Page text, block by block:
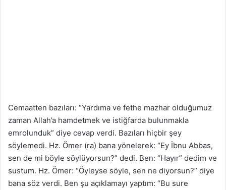
Cemaatten bazıları: “Yardıma ve fethe mazhar olduğumuz
zaman Allah’a hamdetmek ve istiğfarda bulunmakla
emrolunduk” diye cevap verdi. Bazıları hiçbir şey
söylemedi. Hz. Ömer (ra) bana yönelerek: “Ey İbnu Abbas,
sen de mi böyle söylüyorsun?” dedi. Ben: “Hayır” dedim ve
sustum. Hz. Ömer: “Öyleyse söyle, sen ne diyorsun?” diye
bana söz verdi. Ben şu açıklamayı yaptım: “Bu sure